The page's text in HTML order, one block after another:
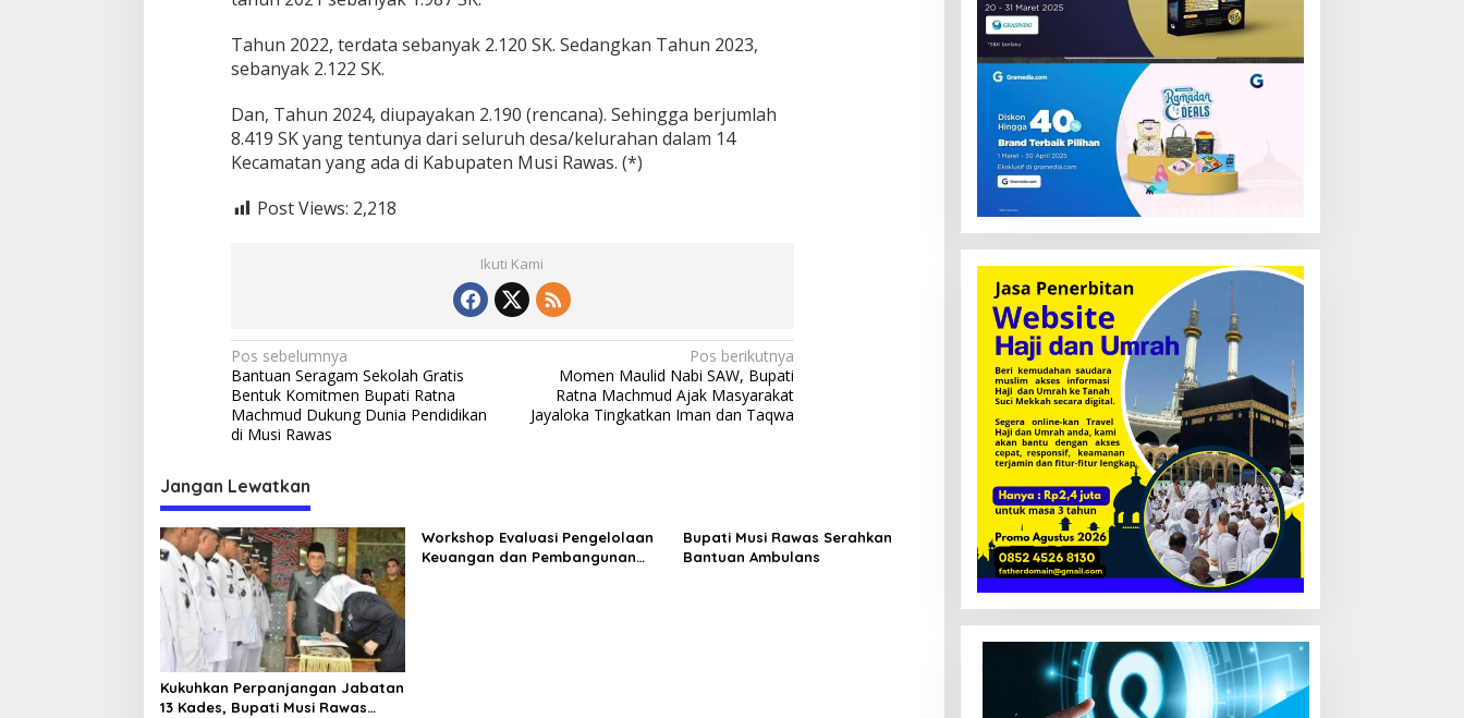
Tahun 2022, terdata sebanyak 2.120 SK. Sedangkan Tahun 2023,
sebanyak 2.122 SK.
Dan, Tahun 2024, diupayakan 2.190 (rencana). Sehingga berjumlah
8.419 SK yang tentunya dari seluruh desa/kelurahan dalam 14
Kecamatan yang ada di Kabupaten Musi Rawas. (*)
Post Views: 2,218
Ikuti Kami
N
a
v
i
g
a
s
i
p
o
s
Pos sebelumnya
Bantuan Seragam Sekolah Gratis
Bentuk Komitmen Bupati Ratna
Machmud Dukung Dunia Pendidikan
di Musi Rawas
Pos berikutnya
Momen Maulid Nabi SAW, Bupati
Ratna Machmud Ajak Masyarakat
Jayaloka Tingkatkan Iman dan Taqwa
Jangan Lewatkan
Kukuhkan Perpanjangan Jabatan
13 Kades, Bupati Musi Rawas
Workshop Evaluasi Pengelolaan
Keuangan dan Pembangunan
Bupati Musi Rawas Serahkan
Bantuan Ambulans